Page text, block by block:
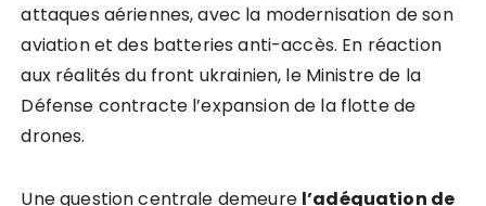
attaques aériennes, avec la modernisation de son
aviation et des batteries anti-accès. En réaction
aux réalités du front ukrainien, le Ministre de la
Défense contracte l’expansion de la flotte de
drones.
Une question centrale demeure l’adéquation de